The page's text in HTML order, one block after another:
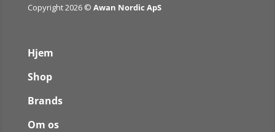
Copyright 2026 © Awan Nordic ApS
Hjem
Shop
Brands
Om os